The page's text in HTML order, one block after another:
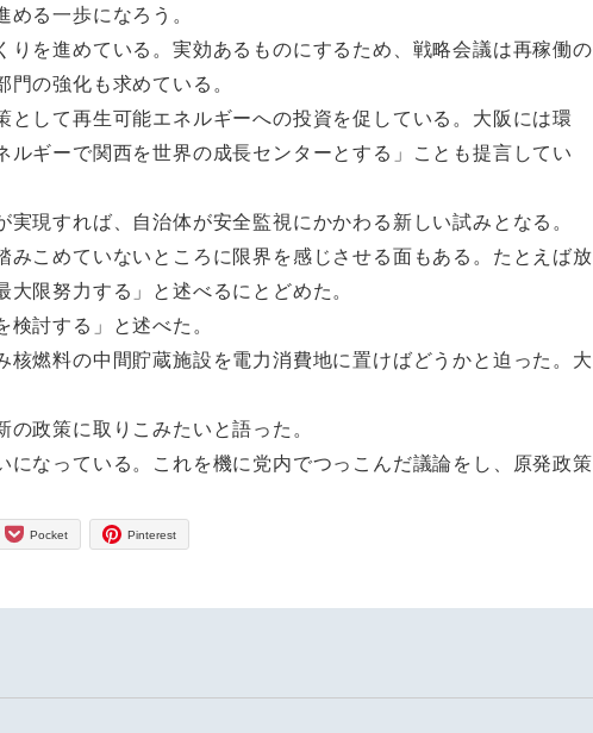
る一歩になろう。
を進めている。実効あるものにするため、戦略会議は再稼働の
の強化も求めている。
して再生可能エネルギーへの投資を促している。大阪には環
ギーで関西を世界の成長センターとする」ことも提言してい
現すれば、自治体が安全監視にかかわる新しい試みとなる。
こめていないところに限界を感じさせる面もある。たとえば放
限努力する」と述べるにとどめた。
討する」と述べた。
燃料の中間貯蔵施設を電力消費地に置けばどうかと迫った。大
政策に取りこみたいと語った。
なっている。これを機に党内でつっこんだ議論をし、原発政策
Pocket Pinterest